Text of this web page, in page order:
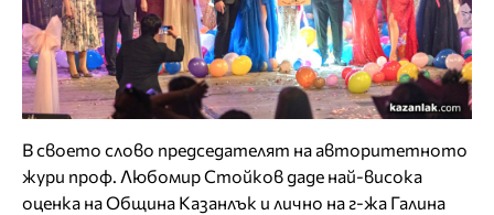
В своето слово председателят на авторитетното
жури проф. Любомир Стойков даде най-висока
оценка на Община Казанлък и лично на г-жа Галина